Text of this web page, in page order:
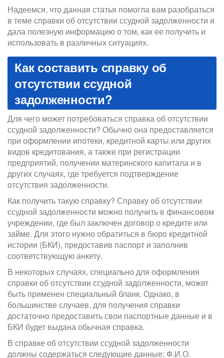
Надеемся, что данная статья помогла вам разобраться
в теме справки об отсутствии ссудной задолженности и
дала полезную информацию о том, как ее получить и
использовать в различных ситуациях.
Как составить справку об
отсутствии ссудной
задолженности?
Для чего может потребоваться справка об отсутствии
ссудной задолженности? Обычно она предоставляется
при оформлении ипотеки, кредитной карты или других
видов кредитования, а также при регистрации
предприятий, получении материнского капитала и в
других случаях, где требуется подтверждение
отсутствия задолженности.
Как получить такую справку? Справку об отсутствии
ссудной задолженности можно получить в финансовом
учреждении, где был заключен договор о кредите или
займе. Для этого нужно обратиться в бюро кредитной
истории (БКИ), предоставив паспорт и заполнив
соответствующую анкету.
В некоторых случаях, специально для оформления
справки об отсутствии ссудной задолженности, может
быть применен специальный бланк. Однако, в
большинстве случаев, для получения справки
достаточно предоставить свои паспортные данные и в
БКИ будет выдана обычная справка.
В справке об отсутствии ссудной задолженности
должны содержаться следующие данные: Ф.И.О.